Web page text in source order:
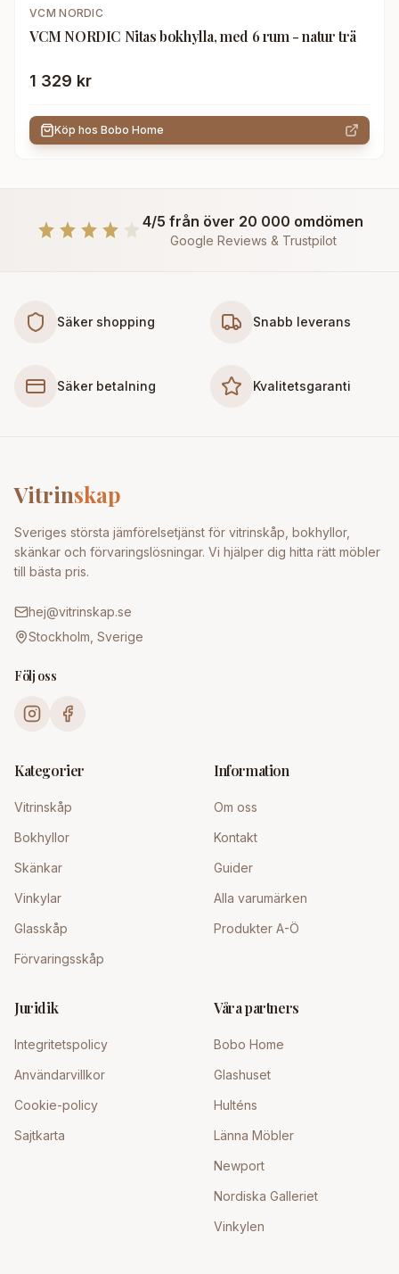
VCM NORDIC
VCM NORDIC Nitas bokhylla, med 6 rum - natur trä
1 329 kr
Köp hos Bobo Home
4/5 från över 20 000 omdömen
Google Reviews & Trustpilot
Säker shopping Snabb leverans
Säker betalning Kvalitetsgaranti
Vitrinskap
Sveriges största jämförelsetjänst för vitrinskåp, bokhyllor,
skänkar och förvaringslösningar. Vi hjälper dig hitta rätt möbler
till bästa pris.
hej@vitrinskap.se
Stockholm, Sverige
Följ oss
Kategorier
Vitrinskåp
Bokhyllor
Skänkar
Vinkylar
Glasskåp
Förvaringsskåp
Information
Om oss
Kontakt
Guider
Alla varumärken
Produkter A-Ö
Juridik
Integritetspolicy
Användarvillkor
Cookie-policy
Sajtkarta
Våra partners
Bobo Home
Glashuset
Hulténs
Länna Möbler
Newport
Nordiska Galleriet
Vinkylen